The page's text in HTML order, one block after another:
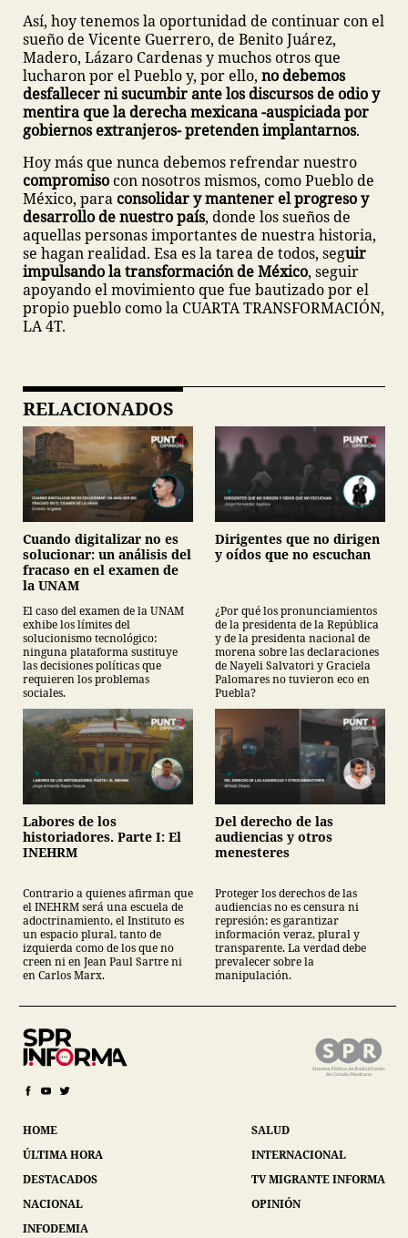
Así, hoy tenemos la oportunidad de continuar con el
sueño de Vicente Guerrero, de Benito Juárez,
Madero, Lázaro Cardenas y muchos otros que
lucharon por el Pueblo y, por ello, no debemos
desfallecer ni sucumbir ante los discursos de odio y
mentira que la derecha mexicana -auspiciada por
gobiernos extranjeros- pretenden implantarnos.
Hoy más que nunca debemos refrendar nuestro
compromiso con nosotros mismos, como Pueblo de
México, para consolidar y mantener el progreso y
desarrollo de nuestro país, donde los sueños de
aquellas personas importantes de nuestra historia,
se hagan realidad. Esa es la tarea de todos, seguir
impulsando la transformación de México, seguir
apoyando el movimiento que fue bautizado por el
propio pueblo como la CUARTA TRANSFORMACIÓN,
LA 4T.
RELACIONADOS
Cuando digitalizar no es
solucionar: un análisis del
fracaso en el examen de
la UNAM
El caso del examen de la UNAM
exhibe los límites del
solucionismo tecnológico:
ninguna plataforma sustituye
las decisiones políticas que
requieren los problemas
sociales.
Dirigentes que no dirigen
y oídos que no escuchan
¿Por qué los pronunciamientos
de la presidenta de la República
y de la presidenta nacional de
morena sobre las declaraciones
de Nayeli Salvatori y Graciela
Palomares no tuvieron eco en
Puebla?
Labores de los
historiadores. Parte I: El
INEHRM
Contrario a quienes afirman que
el INEHRM será una escuela de
adoctrinamiento, el Instituto es
un espacio plural, tanto de
izquierda como de los que no
creen ni en Jean Paul Sartre ni
en Carlos Marx.
Del derecho de las
audiencias y otros
menesteres
Proteger los derechos de las
audiencias no es censura ni
represión: es garantizar
información veraz, plural y
transparente. La verdad debe
prevalecer sobre la
manipulación.
HOME
ÚLTIMA HORA
DESTACADOS
NACIONAL
INFODEMIA
SALUD
INTERNACIONAL
TV MIGRANTE INFORMA
OPINIÓN